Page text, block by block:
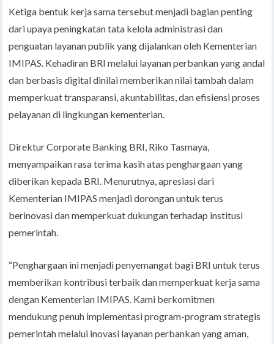
Ketiga bentuk kerja sama tersebut menjadi bagian penting
dari upaya peningkatan tata kelola administrasi dan
penguatan layanan publik yang dijalankan oleh Kementerian
IMIPAS. Kehadiran BRI melalui layanan perbankan yang andal
dan berbasis digital dinilai memberikan nilai tambah dalam
memperkuat transparansi, akuntabilitas, dan efisiensi proses
pelayanan di lingkungan kementerian.
Direktur Corporate Banking BRI, Riko Tasmaya,
menyampaikan rasa terima kasih atas penghargaan yang
diberikan kepada BRI. Menurutnya, apresiasi dari
Kementerian IMIPAS menjadi dorongan untuk terus
berinovasi dan memperkuat dukungan terhadap institusi
pemerintah.
“Penghargaan ini menjadi penyemangat bagi BRI untuk terus
memberikan kontribusi terbaik dan memperkuat kerja sama
dengan Kementerian IMIPAS. Kami berkomitmen
mendukung penuh implementasi program-program strategis
pemerintah melalui inovasi layanan perbankan yang aman,